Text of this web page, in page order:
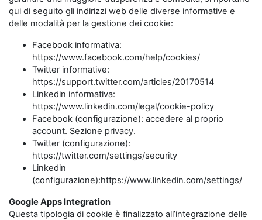
qui di seguito gli indirizzi web delle diverse informative e
delle modalità per la gestione dei cookie:
Facebook informativa:
https://www.facebook.com/help/cookies/
Twitter informative:
https://support.twitter.com/articles/20170514
Linkedin informativa:
https://www.linkedin.com/legal/cookie-policy
Facebook (configurazione): accedere al proprio
account. Sezione privacy.
Twitter (configurazione):
https://twitter.com/settings/security
Linkedin
(configurazione):https://www.linkedin.com/settings/
Google Apps Integration
Questa tipologia di cookie è finalizzato all’integrazione delle